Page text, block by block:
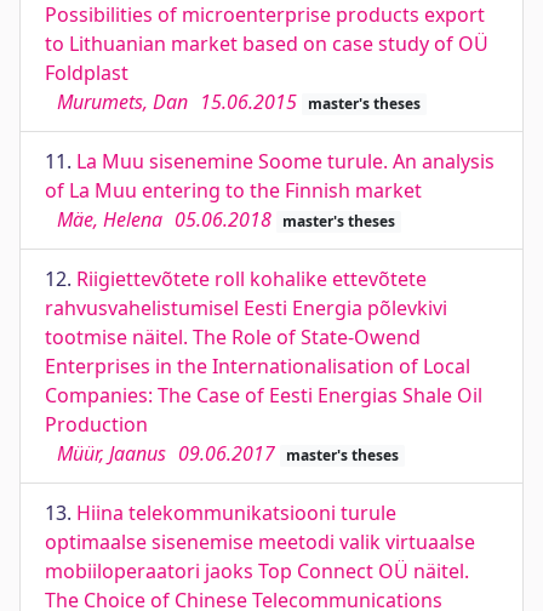
Possibilities of microenterprise products export
to Lithuanian market based on case study of OÜ
Foldplast
Murumets, Dan 15.06.2015 master's theses
11. La Muu sisenemine Soome turule. An analysis
of La Muu entering to the Finnish market
Mäe, Helena 05.06.2018 master's theses
12. Riigiettevõtete roll kohalike ettevõtete
rahvusvahelistumisel Eesti Energia põlevkivi
tootmise näitel. The Role of State-Owend
Enterprises in the Internationalisation of Local
Companies: The Case of Eesti Energias Shale Oil
Production
Müür, Jaanus 09.06.2017 master's theses
13. Hiina telekommunikatsiooni turule
optimaalse sisenemise meetodi valik virtuaalse
mobiiloperaatori jaoks Top Connect OÜ näitel.
The Choice of Chinese Telecommunications